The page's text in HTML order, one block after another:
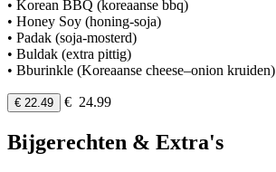
• Korean BBQ (koreaanse bbq)
• Honey Soy (honing-soja)
• Padak (soja-mosterd)
• Buldak (extra pittig)
• Bburinkle (Koreaanse cheese–onion kruiden)
€ 22.49 € 24.99
Bijgerechten & Extra's